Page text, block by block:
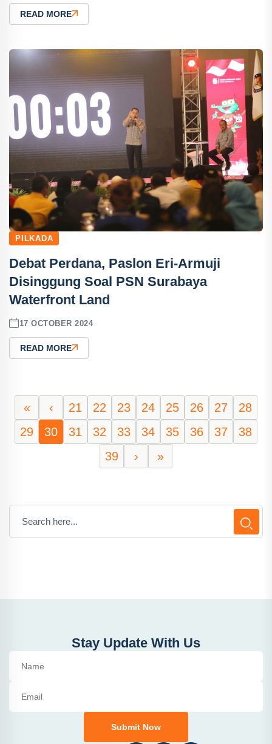
READ MORE
PILKADA
Debat Perdana, Paslon Eri-Armuji
Disinggung Soal PSN Surabaya
Waterfront Land
17 OCTOBER 2024
READ MORE
« ‹ 21 22 23 24 25 26 27
28
29
30 31 32 33 34 35 36 37
38
39
› »
Stay Update With Us
Submit Now